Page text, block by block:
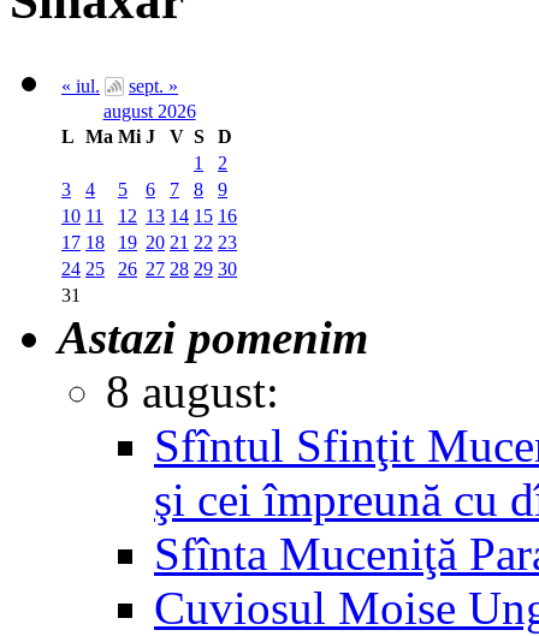
« iul.
sept. »
august 2026
L Ma Mi J V S
D
1
2
3
4 5 6 7 8
9
10 11 12 13 14 15 16
17 18 19 20 21 22 23
24 25 26 27 28 29 30
31
Astazi pomenim
8 august:
Sfîntul Sfinţit
şi cei împreună cu
Sfînta Muceniţă
Cuviosul Moise